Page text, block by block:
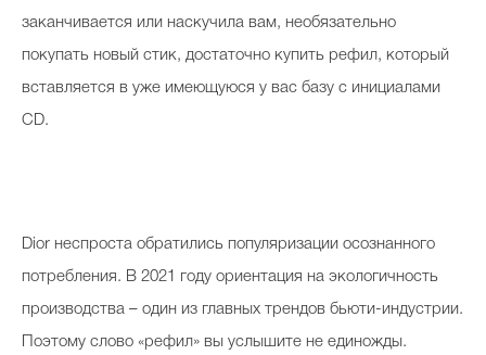
заканчивается или наскучила вам, необязательно
покупать новый стик, достаточно купить рефил, который
вставляется в уже имеющуюся у вас базу с инициалами
CD.
Dior неспроста обратились популяризации осознанного
потребления. В 2021 году ориентация на экологичность
производства – один из главных трендов бьюти-индустрии.
Поэтому слово «рефил» вы услышите не единожды.